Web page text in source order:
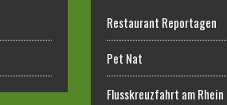
Restaurant Reportagen
Pet Nat
Flusskreuzfahrt am Rhein